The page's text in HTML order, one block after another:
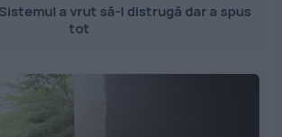
a vrut să-l distrugă dar a spus
tot